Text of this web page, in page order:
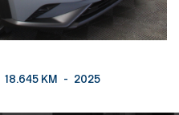
18.645 KM - 2025